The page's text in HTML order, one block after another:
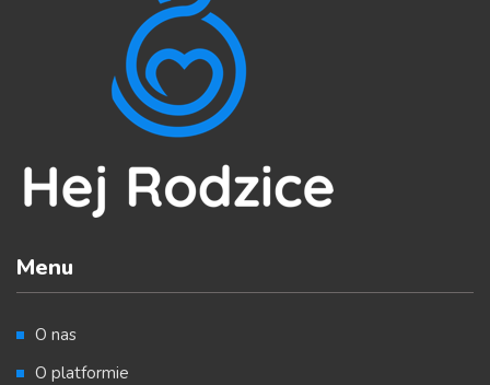
Menu
O nas
O platformie